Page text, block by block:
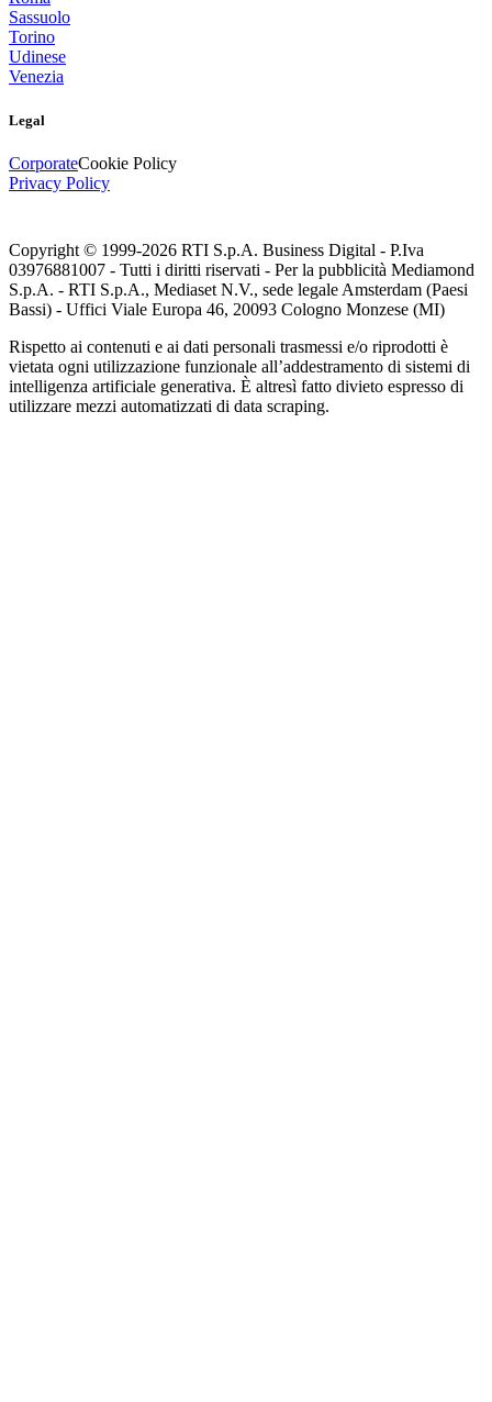
Sassuolo
Torino
Udinese
Venezia
Legal
CorporateCookie Policy
Privacy Policy
Copyright © 1999-2026 RTI S.p.A. Business Digital - P.Iva
03976881007 - Tutti i diritti riservati - Per la pubblicità Mediamond
S.p.A. - RTI S.p.A., Mediaset N.V., sede legale Amsterdam (Paesi
Bassi) - Uffici Viale Europa 46, 20093 Cologno Monzese (MI)
Rispetto ai contenuti e ai dati personali trasmessi e/o riprodotti è
vietata ogni utilizzazione funzionale all’addestramento di sistemi di
intelligenza artificiale generativa. È altresì fatto divieto espresso di
utilizzare mezzi automatizzati di data scraping.